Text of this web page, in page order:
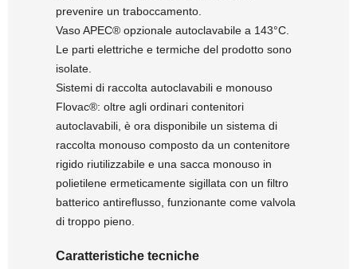
prevenire un traboccamento.
Vaso APEC® opzionale autoclavabile a 143°C.
Le parti elettriche e termiche del prodotto sono
isolate.
Sistemi di raccolta autoclavabili e monouso
Flovac®: oltre agli ordinari contenitori
autoclavabili, è ora disponibile un sistema di
raccolta monouso composto da un contenitore
rigido riutilizzabile e una sacca monouso in
polietilene ermeticamente sigillata con un filtro
batterico antireflusso, funzionante come valvola
di troppo pieno.
Caratteristiche tecniche